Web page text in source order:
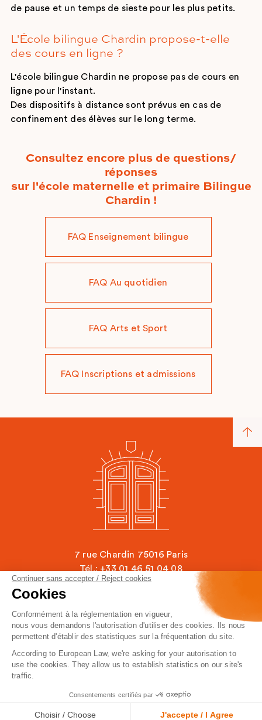
de pause et un temps de sieste pour les plus petits.
L'École bilingue Chardin propose-t-elle
des cours en ligne ?
L'école bilingue Chardin ne propose pas de cours en
ligne pour l'instant.
Des dispositifs à distance sont prévus en cas de
confinement des élèves sur le long terme.
Consultez encore plus de questions/
réponses
sur l'école maternelle et primaire Bilingue
Chardin !
FAQ Enseignement bilingue
FAQ Au quotidien
FAQ Arts et Sport
FAQ Inscriptions et admissions
Mentions légales
Politique de confidentialité
Contact
L'EBC Recrute
Actualités
7 rue Chardin 75016 Paris
Tél.: +33 01 46 51 04 08
contact@ecole-chardin.com
Continuer sans accepter / Reject cookies
Cookies
Conformément à la réglementation en vigueur,
nous vous demandons l'autorisation d'utiliser des cookies. Ils nous
permettent d'établir des statistiques sur la fréquentation du site.
According to European Law, we're asking for your autorisation to
use the cookies. They allow us to establish statistics on our site's
traffic.
Consentements certifiés par
Choisir / Choose J'accepte / I Agree